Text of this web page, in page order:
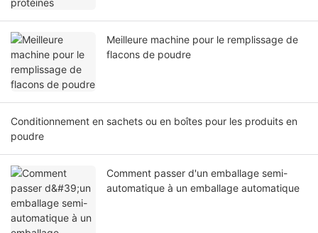
Meilleure machine pour le remplissage de
flacons de poudre
Conditionnement en sachets ou en boîtes pour les produits en
poudre
Comment passer d'un emballage semi-
automatique à un emballage automatique